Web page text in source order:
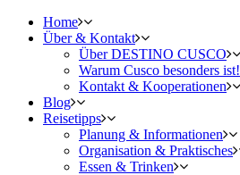
Home
Über & Kontakt
Über DESTINO CUSCO
Warum Cusco besonders ist!
Kontakt & Kooperationen
Blog
Reisetipps
Planung & Informationen
Organisation & Praktisches
Essen & Trinken